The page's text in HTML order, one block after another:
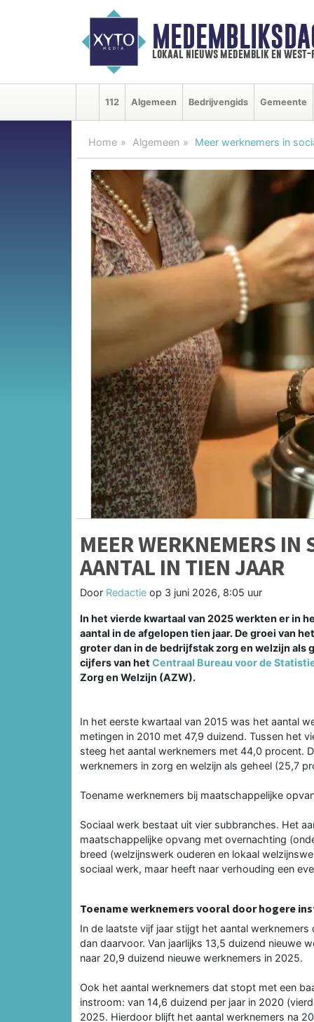
lokaal nieuws medemblik en
112 Algemeen Bedrijvengids Gemeente
Home Algemeen Meer werknemers in
MEER WERKNEMERS IN
AANTAL IN TIEN JAAR
Door Redactie op 3 juni 2026, 8:05 uur
In het vierde kwartaal van 2025 werkten er in
aantal in de afgelopen tien jaar. De groei van
groter dan in de bedrijfstak zorg en welzijn als
cijfers van het Centraal Bureau voor de
Zorg en Welzijn (AZW).
In het eerste kwartaal van 2015 was het aantal
metingen in 2010 met 47,9 duizend. Tussen het
steeg het aantal werknemers met 44,0 procent.
werknemers in zorg en welzijn als geheel (25,7
Toename werknemers bij maatschappelijke
Sociaal werk bestaat uit vier subbranches. Het
maatschappelijke opvang met overnachting
breed (welzijnswerk ouderen en lokaal
sociaal werk, maar heeft naar verhouding een
Toename werknemers vooral door hogere
In de laatste vijf jaar stijgt het aantal
dan daarvoor. Van jaarlijks 13,5 duizend nieuwe
naar 20,9 duizend nieuwe werknemers in 2025.
Ook het aantal werknemers dat stopt met een
instroom: van 14,6 duizend per jaar in 2020
2025. Hierdoor blijft het aantal werknemers na